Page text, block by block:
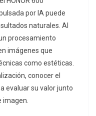
por IA puede
naturales. Al
procesamiento
imágenes que
como estéticas.
conocer el
evaluar su valor junto
imagen.